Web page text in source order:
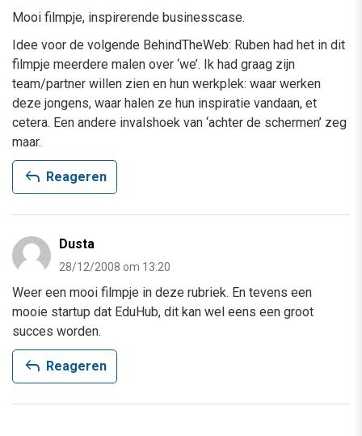
Mooi filmpje, inspirerende businesscase.
Idee voor de volgende BehindTheWeb: Ruben had het in dit
filmpje meerdere malen over ‘we’. Ik had graag zijn
team/partner willen zien en hun werkplek: waar werken
deze jongens, waar halen ze hun inspiratie vandaan, et
cetera. Een andere invalshoek van ‘achter de schermen’ zeg
maar.
reply Reageren
Dusta
28/12/2008 om 13:20
Weer een mooi filmpje in deze rubriek. En tevens een
mooie startup dat EduHub, dit kan wel eens een groot
succes worden.
reply Reageren